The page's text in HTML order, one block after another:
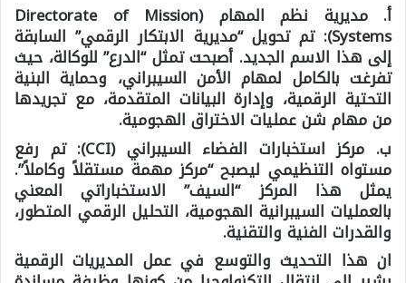
أ. مديرية نظم المهام (Directorate of Mission
Systems
): تم تحويل “مديرية الابتكار الرقمي” السابقة
إلى هذا الاسم الجديد. أصبحت تمثل “الدرع” للوكالة، حيث
تفرغت بالكامل لمهام الأمن السيبراني، وحماية البنية
التحتية الرقمية، وإدارة البيانات المتقدمة، مع تجريدها
من مهام شن عمليات الاختراق الهجومية.
ب. مركز استخبارات الفضاء السيبراني (CCI
):تم رفع
مستواه التنظيمي ليصبح “مركز مهمة مستقلاً وكاملاً”.
يمثل هذا المركز “السيف” الاستخباراتي المعني
بالعمليات السيبرانية الهجومية، التحليل الرقمي المتطور،
والقدرات الفنية والتقنية.
ان هذا التحديث والتوسع في عمل المديريات الرقمية